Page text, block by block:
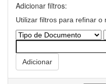
Adicionar filtros:
Utilizar filtros para refinar o